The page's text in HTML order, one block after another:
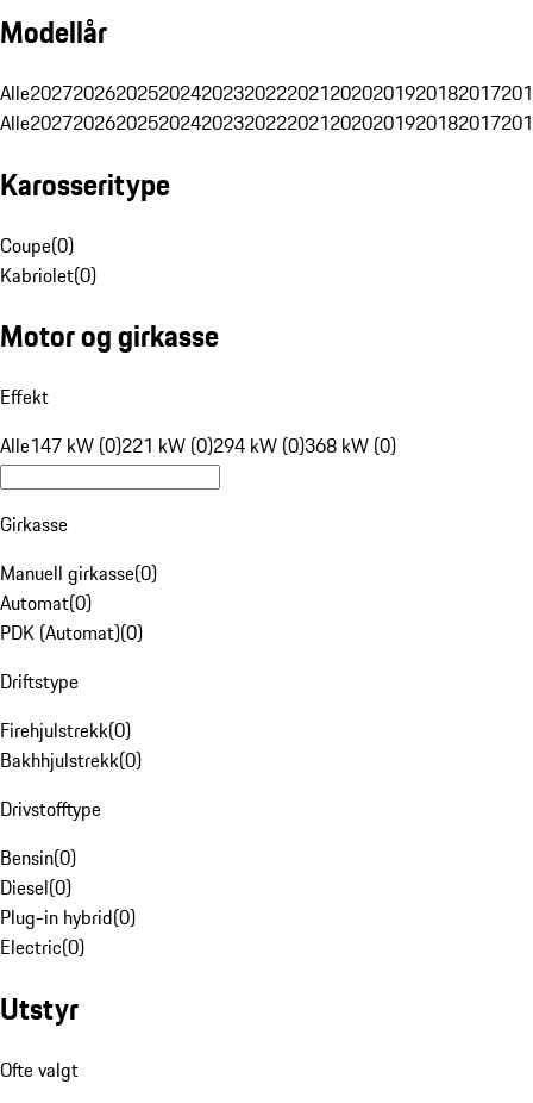
Modellår
Alle20272026202520242023202220212020201920182017
Alle20272026202520242023202220212020201920182017
Karosseritype
Coupe(0)
Kabriolet(0)
Motor og girkasse
Effekt
Alle147 kW (0)221 kW (0)294 kW (0)368 kW (0)
Girkasse
Manuell girkasse(0)
Automat(0)
PDK (Automat)(0)
Driftstype
Firehjulstrekk(0)
Bakhhjulstrekk(0)
Drivstofftype
Bensin(0)
Diesel(0)
Plug-in hybrid(0)
Electric(0)
Utstyr
Ofte valgt